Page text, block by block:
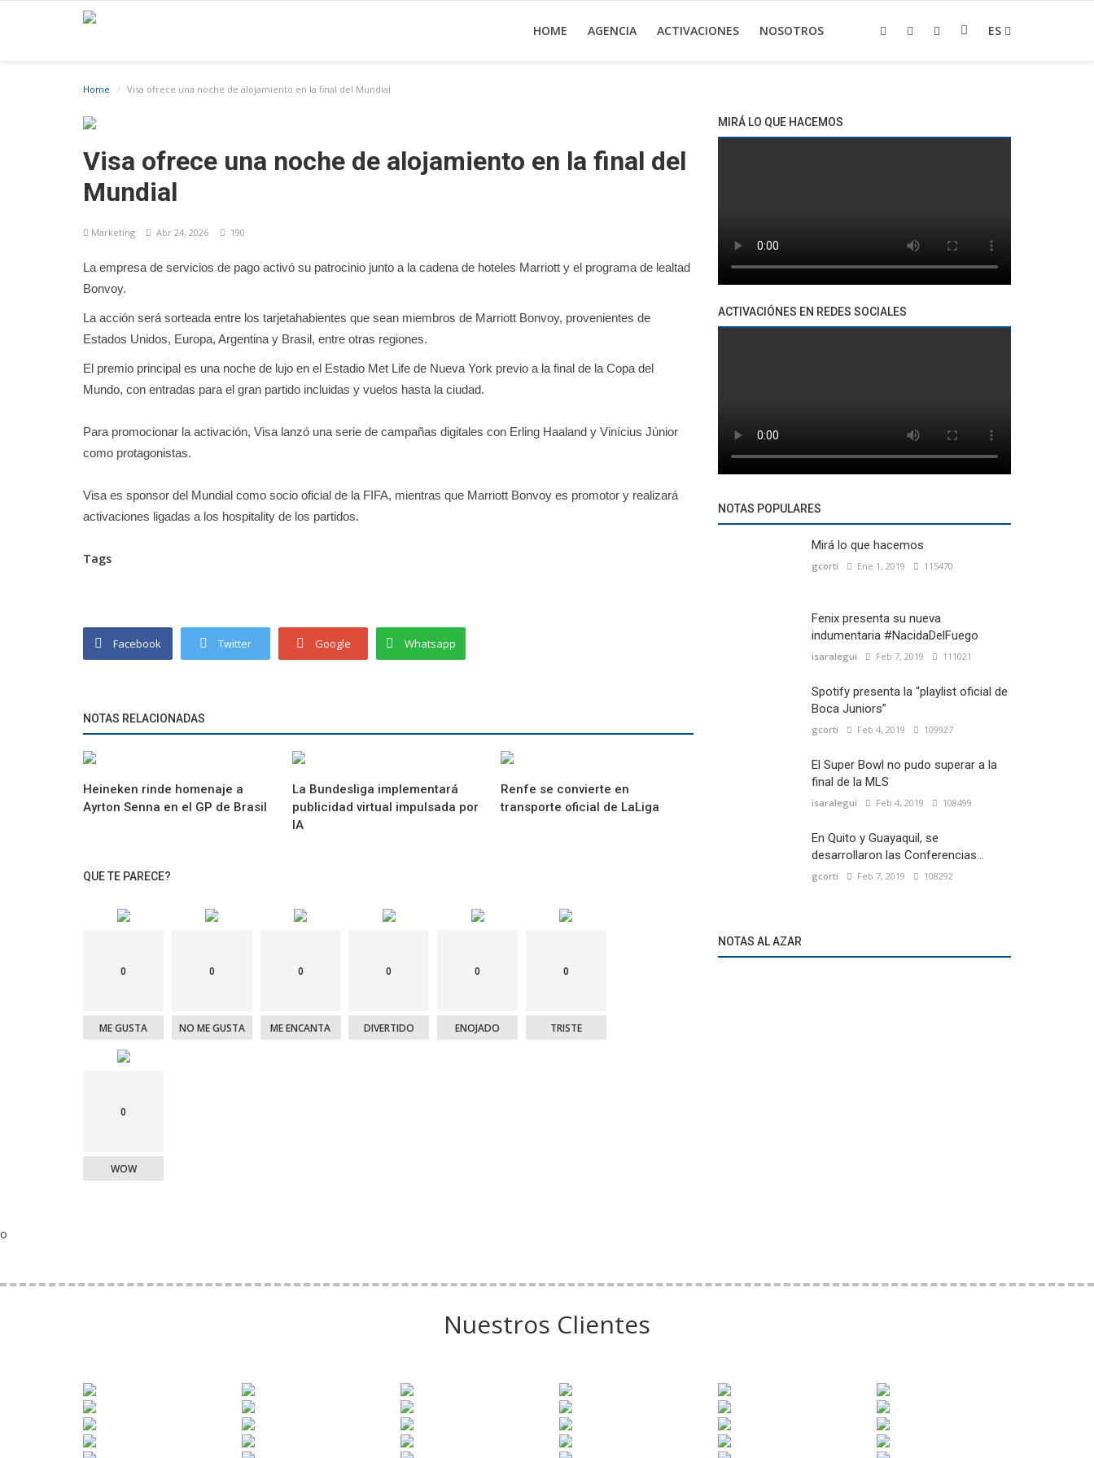
HOME AGENCIA ACTIVACIONES NOSOTROS ES
Home Visa ofrece una noche de alojamiento en la final del Mundial
Visa ofrece una noche de alojamiento en la final del
Mundial
Marketíng Abr 24, 2026 190
La empresa de servicios de pago activó su patrocinio junto a la cadena de hoteles Marriott y el programa de lealtad
Bonvoy.
La acción será sorteada entre los tarjetahabientes que sean miembros de Marriott Bonvoy, provenientes de
Estados Unidos, Europa, Argentina y Brasil, entre otras regiones.
El premio principal es una noche de lujo en el Estadio Met Life de Nueva York previo a la final de la Copa del
Mundo, con entradas para el gran partido incluidas y vuelos hasta la ciudad.
Para promocionar la activación, Visa lanzó una serie de campañas digitales con Erling Haaland y Vinícius Júnior
como protagonistas.
Visa es sponsor del Mundial como socio oficial de la FIFA, mientras que Marriott Bonvoy es promotor y realizará
activaciones ligadas a los hospitality de los partidos.
Tags
Facebook Twitter Google Whatsapp
NOTAS RELACIONADAS
Heineken rinde homenaje a
Ayrton Senna en el GP de Brasil
La Bundesliga implementará
publicidad virtual impulsada por
IA
Renfe se convierte en
transporte oficial de LaLiga
QUE TE PARECE?
0
ME GUSTA
0
NO ME GUSTA
0
ME ENCANTA
0
DIVERTIDO
0
ENOJADO
0
TRISTE
0
WOW
MIRÁ LO QUE HACEMOS
ACTIVACIÓNES EN REDES SOCIALES
NOTAS POPULARES
Mirá lo que hacemos
gcorti Ene 1, 2019 115470
Fenix presenta su nueva
indumentaria #NacidaDelFuego
isaralegui Feb 7, 2019 111021
Spotify presenta la “playlist oficial de
Boca Juniors”
gcorti Feb 4, 2019 109927
El Super Bowl no pudo superar a la
final de la MLS
isaralegui Feb 4, 2019 108499
En Quito y Guayaquil, se
desarrollaron las Conferencias...
gcorti Feb 7, 2019 108292
NOTAS AL AZAR
o
Nuestros Clientes